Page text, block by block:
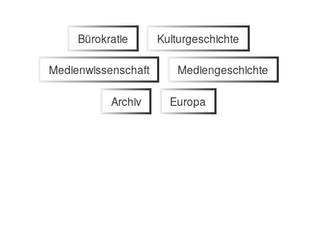
Bürokratie Kulturgeschichte
Medienwissenschaft Mediengeschichte
Archiv Europa